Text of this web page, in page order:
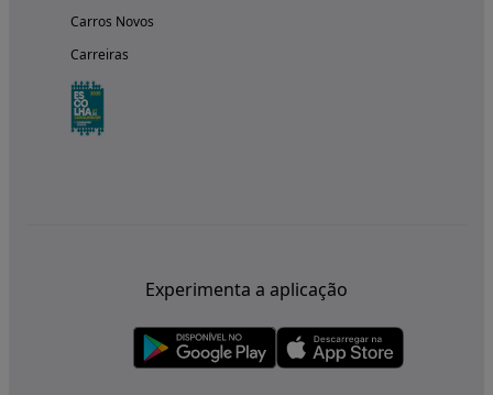
Carros Novos
Carreiras
Experimenta a aplicação